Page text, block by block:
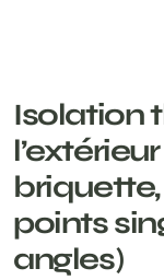
Isolation
points
angles)